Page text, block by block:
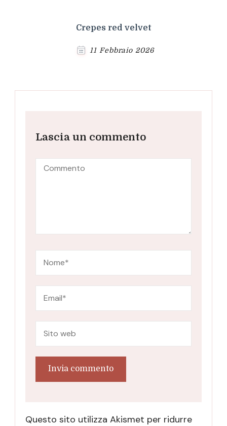
Crepes red velvet
11 Febbraio 2026
Lascia un commento
Questo sito utilizza Akismet per ridurre